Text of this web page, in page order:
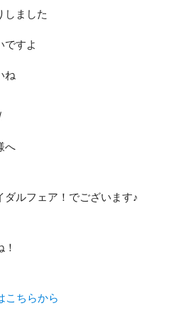
しました
ですよ
ね
へ
ルフェア！でございます♪
ちらから